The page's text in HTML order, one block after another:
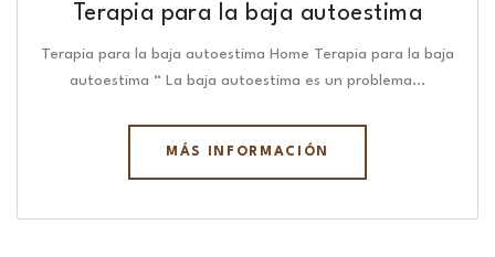
Terapia para la baja autoestima
Terapia para la baja autoestima Home Terapia para la baja
autoestima “ La baja autoestima es un problema…
MÁS INFORMACIÓN